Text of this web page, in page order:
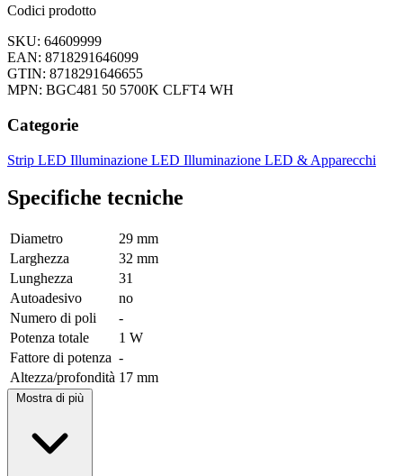
Codici prodotto
SKU: 64609999
EAN: 8718291646099
GTIN: 8718291646655
MPN: BGC481 50 5700K CLFT4 WH
Categorie
Strip LED Illuminazione LED Illuminazione LED & Apparecchi
Specifiche tecniche
Diametro
29 mm
Larghezza
32 mm
Lunghezza
31
Autoadesivo
no
Numero di poli
-
Potenza totale
1 W
Fattore di potenza -
Altezza/profondità 17 mm
Mostra di più